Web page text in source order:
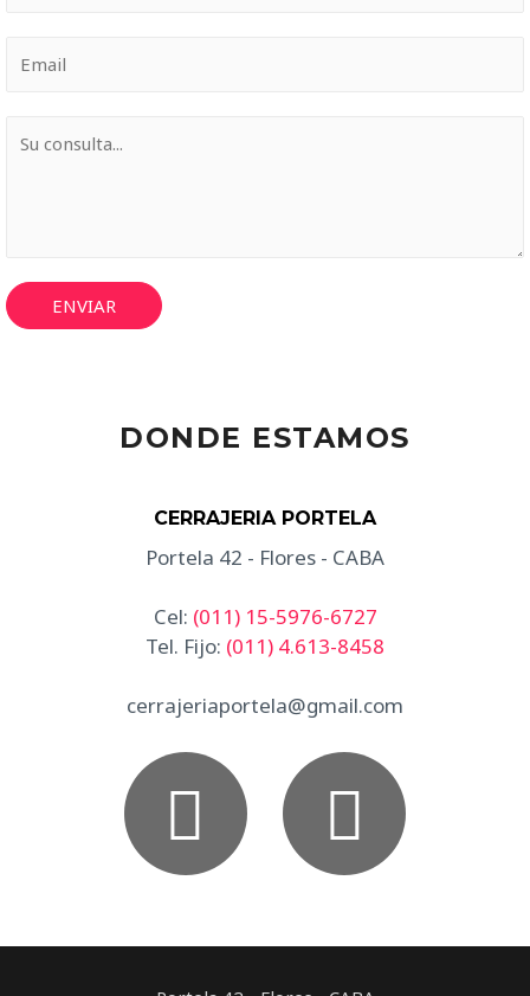
ENVIAR
DONDE ESTAMOS
CERRAJERIA PORTELA
Portela 42 - Flores - CABA
Cel: (011) 15-5976-6727
Tel. Fijo: (011) 4.613-8458
cerrajeriaportela@gmail.com